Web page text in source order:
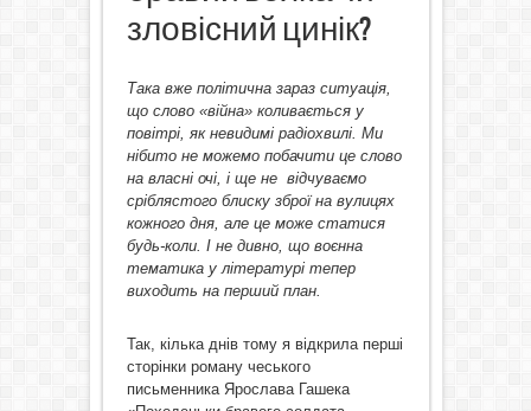
зловісний цинік?
Така вже політична зараз ситуація,
що слово «війна» коливається у
повітрі, як невидимі радіохвилі. Ми
нібито не можемо побачити це слово
на власні очі, і ще не відчуваємо
сріблястого блиску зброї на вулицях
кожного дня, але це може статися
будь-коли. І не дивно, що воєнна
тематика у літературі тепер
виходить на перший план.
Так, кілька днів тому я відкрила перші
сторінки роману чеського
письменника Ярослава Гашека